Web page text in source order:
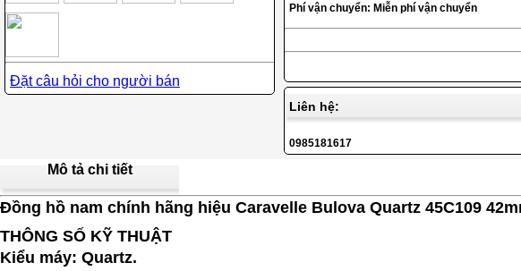
Đặt câu hỏi cho người bán
Phí vận chuyển: Miễn phí vận chuyển
Liên hệ:
0985181617
Mô tả chi tiết
Đồng hồ nam chính hãng hiệu Caravelle Bulova Quartz 45C109
THÔNG SỐ KỸ THUẬT
Kiểu máy: Quartz.